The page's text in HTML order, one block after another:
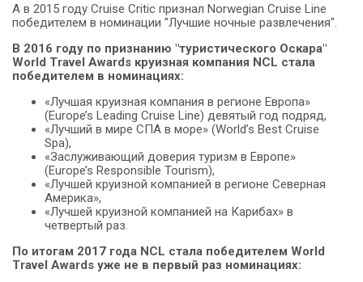
А в 2015 году Cruise Critic признал Norwegian Cruise Line
победителем в номинации "Лучшие ночные развлечения".
В 2016 году по признанию "туристического Оскара"
World Travel Awards круизная компания NCL стала
победителем в номинациях:
«Лучшая круизная компания в регионе Европа»
(Europe’s Leading Cruise Line) девятый год подряд,
«Лучший в мире СПА в море» (World’s Best Cruise
Spa),
«Заслуживающий доверия туризм в Европе»
(Europe’s Responsible Tourism),
«Лучшей круизной компанией в регионе Северная
Америка»,
«Лучшей круизной компанией на Карибах» в
четвертый раз.
По итогам 2017 года NCL стала победителем World
Travel Awards уже не в первый раз номинациях: